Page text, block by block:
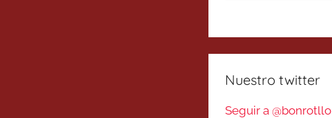
Nuestro twitter
Seguir a @bonrotllo